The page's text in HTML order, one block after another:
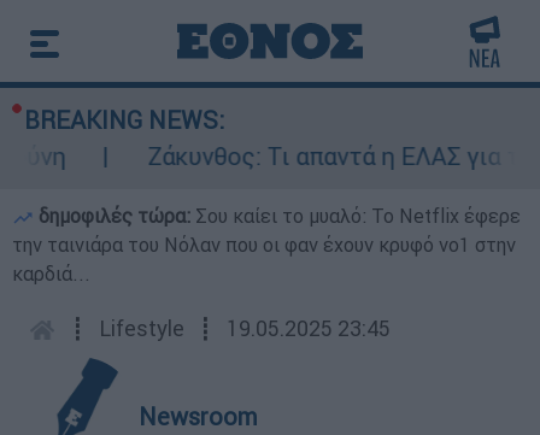
BREAKING NEWS:
Ζάκυνθος: Τι απαντά η ΕΛΑΣ για
δημοφιλές τώρα: Σου καίει το μυαλό: Το Netflix έφερε
την ταινιάρα του Νόλαν που οι φαν έχουν κρυφό νο1 στην
καρδιά...
┋ Lifestyle ┋ 19.05.2025 23:45
Newsroom